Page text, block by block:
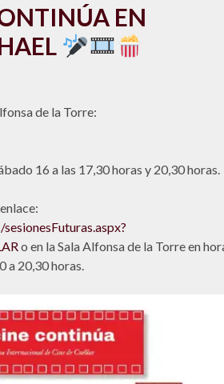
EN
de la Torre:
16 a las 17,30 horas y 20,30 horas.
o en la Sala Alfonsa de la Torre en
a 20,30 horas.